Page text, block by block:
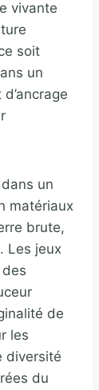
vivante
soit
un
un
matériaux
brute,
Les jeux
de
les
diversité
du